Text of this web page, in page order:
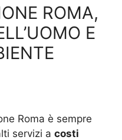
ROMA,
E
Roma è sempre
servizi a costi